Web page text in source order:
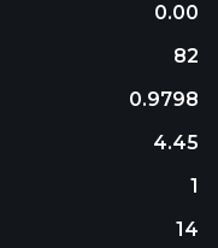
0.00
82
0.9798
4.45
1
14